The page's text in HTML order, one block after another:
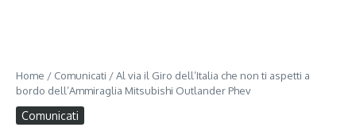
Home / Comunicati /Al via il Giro dell’Italia che non ti aspetti a
bordo dell’Ammiraglia Mitsubishi Outlander Phev
Comunicati